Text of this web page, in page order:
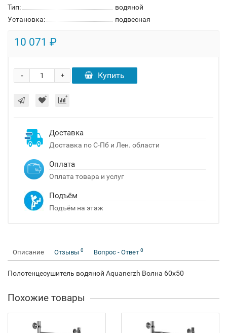
Тип:
водяной
Установка:
подвесная
10 071 ₽
+
- Купить
Доставка
Доставка по С-Пб и Лен. области
Оплата
Оплата товара и услуг
Подъём
Подъём на этаж
Описание Отзывы 0 Вопрос - Ответ 0
Полотенцесушитель водяной Aquanerzh Волна 60х50
Похожие товары